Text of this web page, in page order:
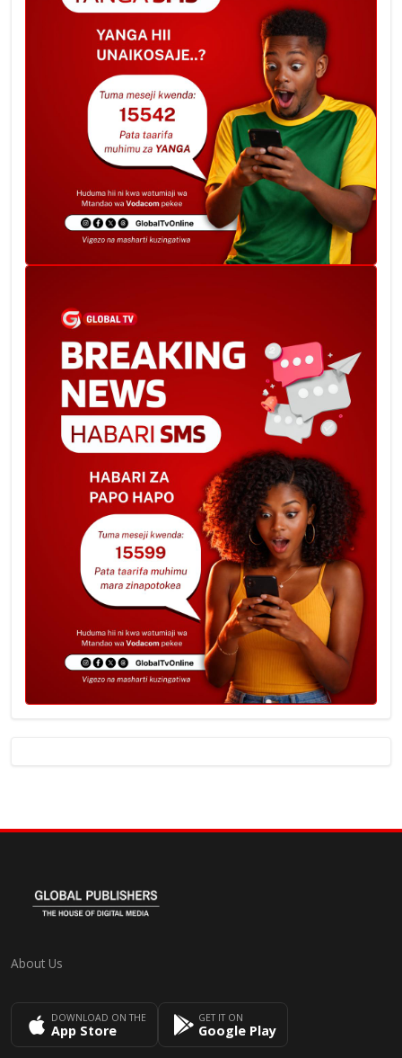
About Us
DOWNLOAD ON THE
App Store
GET IT ON
Google Play